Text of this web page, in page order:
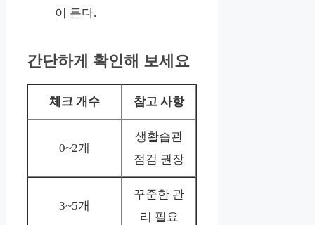
이 든다.
간단하게 확인해 보세요
체크 개수 참고 사항
0~2개
생활습관
점검 권장
3~5개
꾸준한 관
리 필요